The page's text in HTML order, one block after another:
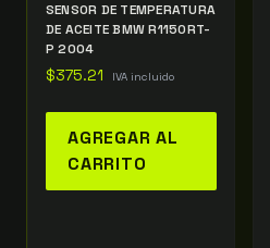
SENSOR DE TEMPERATURA
DE ACEITE BMW R1150RT-
P 2004
$375.21 IVA incluido
AGREGAR AL
CARRITO